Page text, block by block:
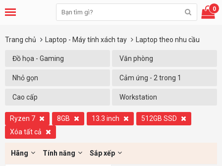
0
Trang chủ Laptop - Máy tính xách tay Laptop theo nhu cầu
Đồ họa - Gaming Văn phòng
Nhỏ gọn Cảm ứng - 2 trong 1
Cao cấp Workstation
Ryzen 7 8GB 13.3 inch
512GB SSD
Xóa tất cả
Hãng Tính năng Sắp xếp